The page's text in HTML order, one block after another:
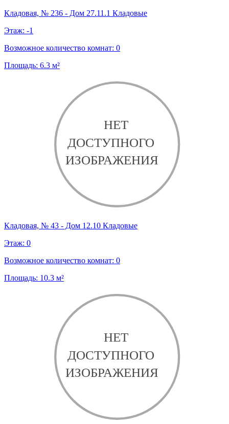
Кладовая, № 236 - Дом 27.11.1 Кладовые
Этаж: -1
Возможное количество комнат: 0
Площадь: 6.3 м²
Кладовая, № 43 - Дом 12.10 Кладовые
Этаж: 0
Возможное количество комнат: 0
Площадь: 10.3 м²